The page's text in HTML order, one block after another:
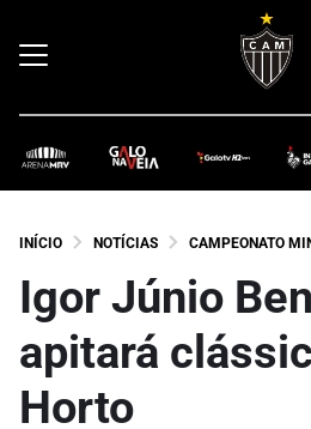
INÍCIO NOTÍCIAS CAMPEONATO
Igor Júnio
apitará
Horto